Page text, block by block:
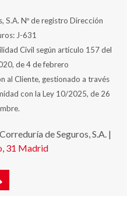
S.A. Nº de registro Dirección
J-631
Civil según artículo 157 del
de 4 de febrero
al Cliente, gestionado a través
con la Ley 10/2025, de 26
de Seguros, S.A. |
31 Madrid